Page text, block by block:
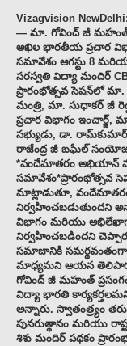
Vizagvision
— మా. గోవింద్ జీ
అఖిల భారతీయ ప్రచార
సమావేశం ఆగస్టు 8
సరస్వతి విద్యా మందిర్
ప్రారంభోత్సవ సెషన్‌లో
మంత్రి, మా. సుధాకర్ జీ
ప్రచార విభాగం
సభ్యుడు, డా.
రాజేంద్ర జీ బఘేల్
*వందేమాతరం అభియాన్
సమావేశం*ప్రారంభోత్సవ
మాట్లాడుతూ,
నిర్వహించబడుతుందని
విభాగం మరియు
నిర్వహించబడిందని
సమాజానికి
మాధ్యమని ఆయన
గోవింద్ జీ మహంత్
విద్యా భారతి
అన్నారు. స్వాతంత్ర్యం
పునరుత్థానం మరియు
శిశు మందిర్ పథకం